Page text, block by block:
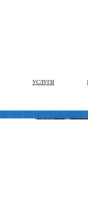
УСЛУГИ